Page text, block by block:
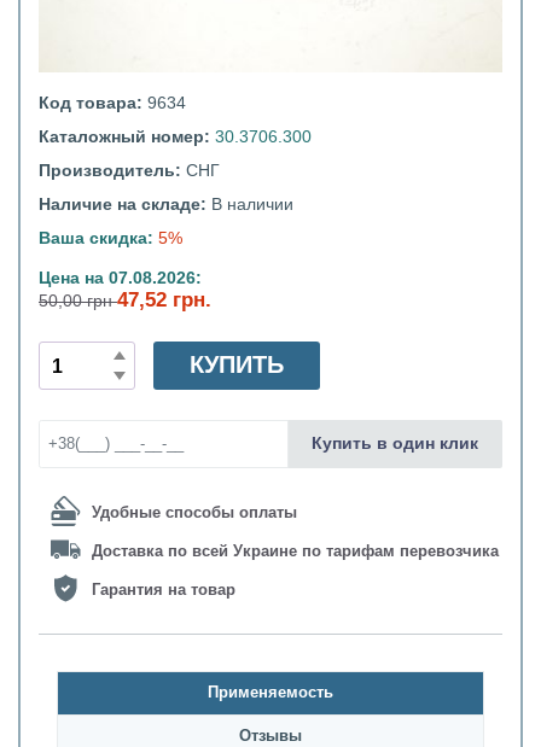
Код товара: 9634
Каталожный номер: 30.3706.300
Производитель: СНГ
Наличие на складе: В наличии
Ваша скидка: 5%
Цена на 07.08.2026:
50,00 грн47,52 грн.
Удобные способы оплаты
Доставка по всей Украине по тарифам перевозчика
Гарантия на товар
КУПИТЬ
Купить в один клик
Применяемость
Oтзывы